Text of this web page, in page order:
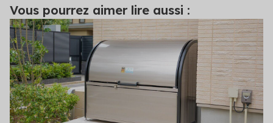
Vous pourrez aimer lire aussi :